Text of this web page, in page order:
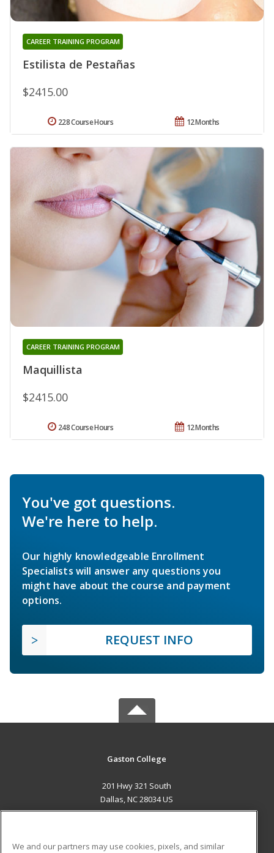
Estilista de Pestañas
CAREER TRAINING PROGRAM
$2415.00
12 Months
228 Course Hours
Maquillista
CAREER TRAINING PROGRAM
$2415.00
12 Months
248 Course Hours
You've got questions.
We're here to help.
Our highly knowledgeable Enrollment
Specialists will answer any questions you
might have about the course and payment
options.
REQUEST INFO
Gaston College
201 Hwy 321 South
Dallas, NC 28034 US
We and our partners may use cookies, pixels, and similar